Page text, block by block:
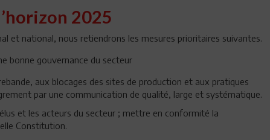
2025
et national, nous retiendrons les mesures prioritaires suivantes.
bonne gouvernance du secteur
aux blocages des sites de production et aux pratiques
par une communication de qualité, large et systématique.
et les acteurs du secteur ; mettre en conformité la
Constitution.